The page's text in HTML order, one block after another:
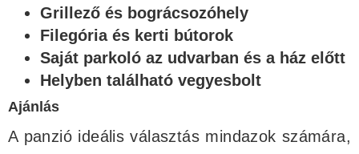
Grillező és bográcsozóhely
Filegória és kerti bútorok
Saját parkoló az udvarban és a ház előtt
Helyben található vegyesbolt
Ajánlás
A panzió ideális választás mindazok számára,